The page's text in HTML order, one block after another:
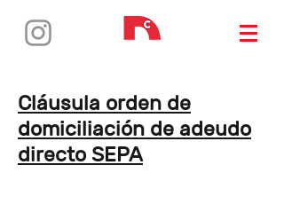
Cláusula orden de
domiciliación de adeudo
directo SEPA